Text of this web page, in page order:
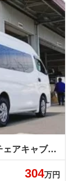
№154 キャラバン 車椅子リフト チェアキャブＭタイプ 日産
304万円